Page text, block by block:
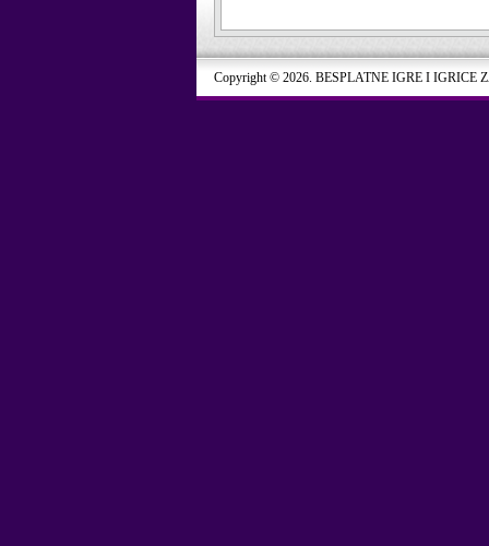
Copyright © 2026. BESPLATNE IGRE I IGRICE